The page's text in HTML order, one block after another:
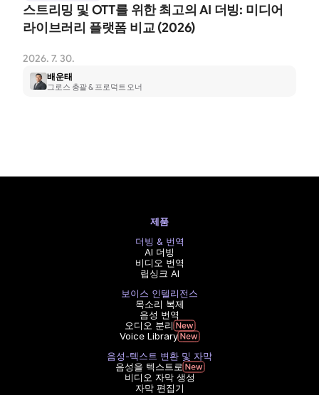
스트리밍 및 OTT를 위한 최고의 AI 더빙: 미디어
라이브러리 플랫폼 비교 (2026)
2026. 7. 30.
배운태
그로스 총괄 & 프로덕트 오너
제품
더빙 & 번역
AI 더빙
비디오 번역
립싱크 AI
보이스 인텔리전스
목소리 복제
음성 번역
오디오 분리
Voice Library
음성-텍스트 변환 및 자막
음성을 텍스트로
비디오 자막 생성
자막 편집기